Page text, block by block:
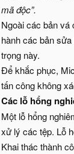
mã độc”.
Ngoài các bản vá
hành các bản
trọng này.
Để khắc phục,
tấn công không
Các lỗ hổng
Một lỗ hổng
xử lý các tệp. Lỗ
Khai thác thành